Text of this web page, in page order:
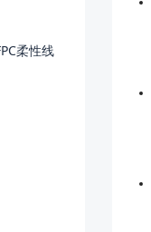
柔性线